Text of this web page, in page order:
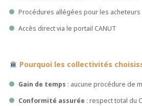
Procédures allégées pour les acheteurs
Accès direct via le portail CANUT
Pourquoi les collectivités
Gain de temps : aucune procédure de
Conformité assurée : respect total du